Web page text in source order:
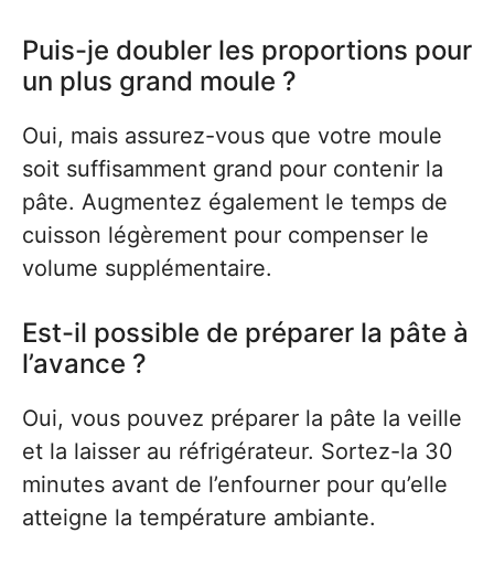
Puis-je doubler les proportions pour
un plus grand moule ?
Oui, mais assurez-vous que votre moule
soit suffisamment grand pour contenir la
pâte. Augmentez également le temps de
cuisson légèrement pour compenser le
volume supplémentaire.
Est-il possible de préparer la pâte à
l’avance ?
Oui, vous pouvez préparer la pâte la veille
et la laisser au réfrigérateur. Sortez-la 30
minutes avant de l’enfourner pour qu’elle
atteigne la température ambiante.